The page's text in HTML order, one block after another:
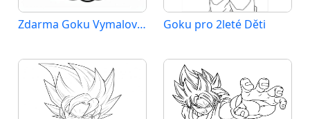
Zdarma Goku Vymalovatelné Goku pro 2leté Děti